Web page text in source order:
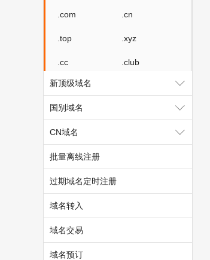
.com .cn
.top .xyz
.cc .club
.wang
.vip
.biz
.link
.group
.mobi
.tech
.fun
新顶级域名
国别域名
CN域名
批量离线注册
过期域名定时注册
域名转入
域名交易
域名预订